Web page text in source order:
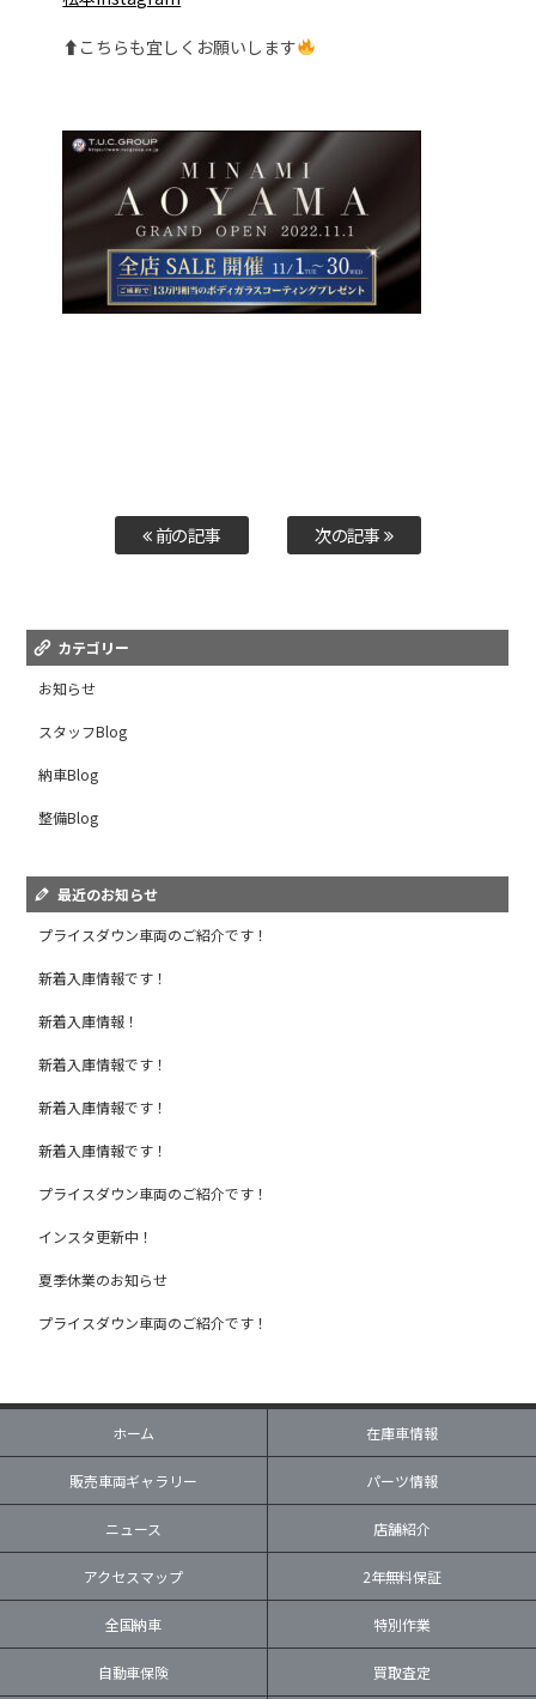
⬆︎こちらも宜しくお願いします
前の記事 次の記事
カテゴリー
お知らせ
スタッフBlog
納車Blog
整備Blog
最近のお知らせ
プライスダウン車両のご紹介です！
新着入庫情報です！
新着入庫情報！
新着入庫情報です！
新着入庫情報です！
新着入庫情報です！
プライスダウン車両のご紹介です！
インスタ更新中！
夏季休業のお知らせ
プライスダウン車両のご紹介です！
ホーム 在庫車情報
販売車両ギャラリー パーツ情報
ニュース 店舗紹介
アクセスマップ 2年無料保証
全国納車 特別作業
自動車保険 買取査定